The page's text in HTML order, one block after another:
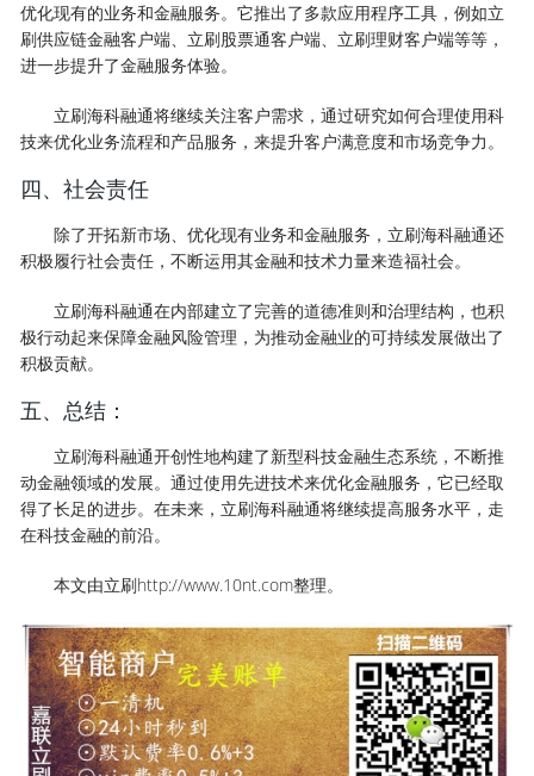
优化现有的业务和金融服务。它推出了多款应用程序工具，例如立
刷供应链金融客户端、立刷股票通客户端、立刷理财客户端等等，
进一步提升了金融服务体验。
立刷海科融通将继续关注客户需求，通过研究如何合理使用科
技来优化业务流程和产品服务，来提升客户满意度和市场竞争力。
四、社会责任
除了开拓新市场、优化现有业务和金融服务，立刷海科融通还
积极履行社会责任，不断运用其金融和技术力量来造福社会。
立刷海科融通在内部建立了完善的道德准则和治理结构，也积
极行动起来保障金融风险管理，为推动金融业的可持续发展做出了
积极贡献。
五、总结：
立刷海科融通开创性地构建了新型科技金融生态系统，不断推
动金融领域的发展。通过使用先进技术来优化金融服务，它已经取
得了长足的进步。在未来，立刷海科融通将继续提高服务水平，走
在科技金融的前沿。
本文由立刷http://www.10nt.com整理。